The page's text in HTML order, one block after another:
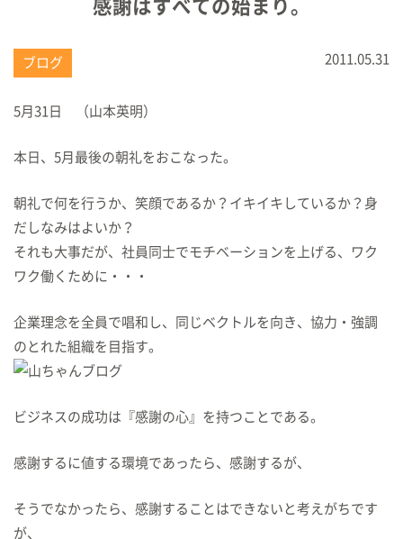
感謝はすべての始まり。
ブログ 2011.05.31
5月31日 （山本英明）
本日、5月最後の朝礼をおこなった。
朝礼で何を行うか、笑顔であるか？イキイキしているか？身
だしなみはよいか？
それも大事だが、社員同士でモチベーションを上げる、ワク
ワク働くために・・・
企業理念を全員で唱和し、同じベクトルを向き、協力・強調
のとれた組織を目指す。
ビジネスの成功は『感謝の心』を持つことである。
感謝するに値する環境であったら、感謝するが、
そうでなかったら、感謝することはできないと考えがちです
が、